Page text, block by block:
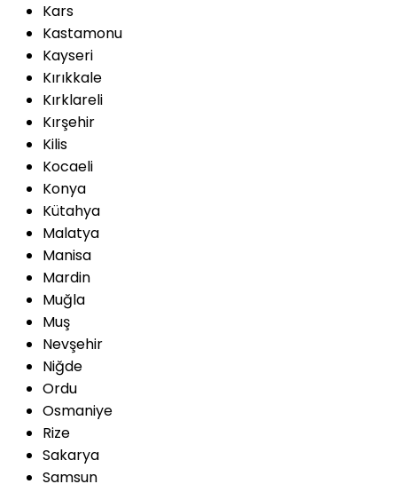
Kars
Kastamonu
Kayseri
Kırıkkale
Kırklareli
Kırşehir
Kilis
Kocaeli
Konya
Kütahya
Malatya
Manisa
Mardin
Muğla
Muş
Nevşehir
Niğde
Ordu
Osmaniye
Rize
Sakarya
Samsun